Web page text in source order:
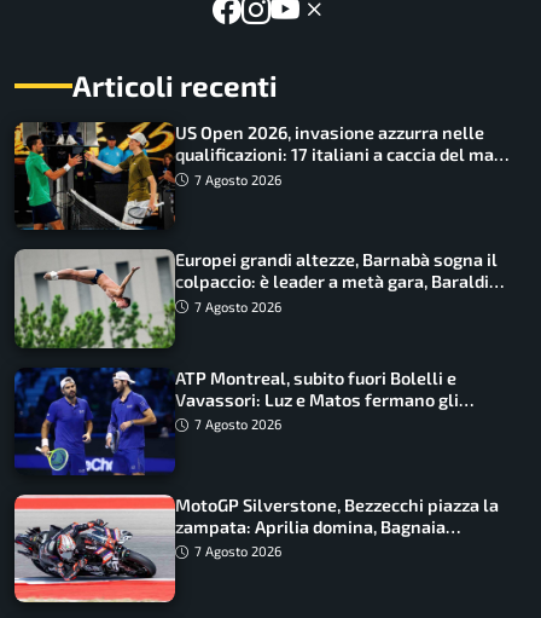
Articoli recenti
US Open 2026, invasione azzurra nelle
qualificazioni: 17 italiani a caccia del main
draw7 Agosto 2026
Europei grandi altezze, Barnabà sogna il
colpaccio: è leader a metà gara, Baraldi
ancora in corsa
7 Agosto 2026
ATP Montreal, subito fuori Bolelli e
Vavassori: Luz e Matos fermano gli
azzurri
7 Agosto 2026
MotoGP Silverstone, Bezzecchi piazza la
zampata: Aprilia domina, Bagnaia
costretto al Q1
7 Agosto 2026